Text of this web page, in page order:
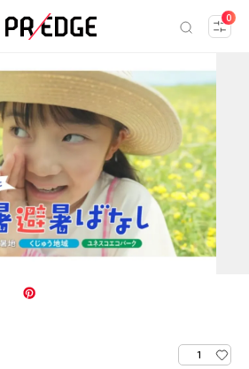
0
1